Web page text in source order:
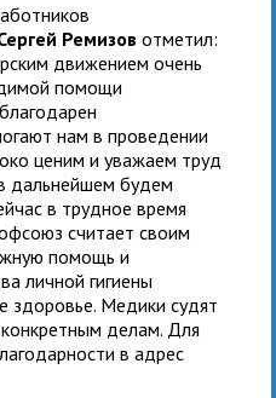
Ремизов отметил:
движением очень
помощи
нам в проведении
ценим и уважаем труд
дальнейшем будем
в трудное время
считает своим
помощь и
личной гигиены
здоровье. Медики судят
делам. Для
в адрес